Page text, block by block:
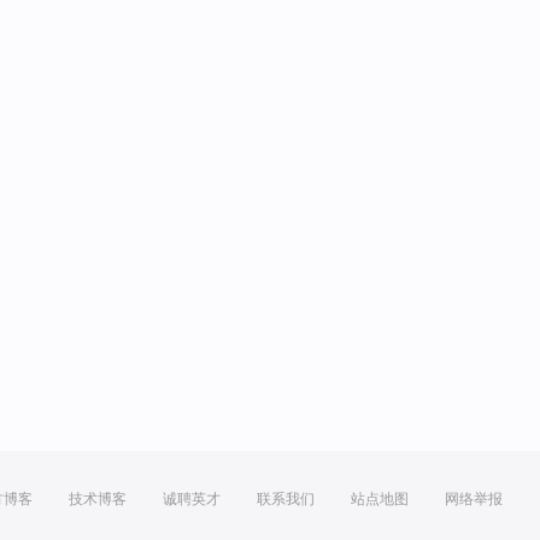
博客 技术博客 诚聘英才 联系我们 站点地图 网络举报